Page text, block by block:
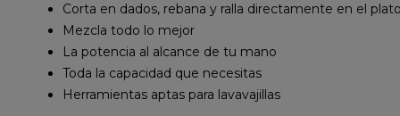
Corta en dados, rebana y ralla directamente en el
Mezcla todo lo mejor
La potencia al alcance de tu mano
Toda la capacidad que necesitas
Herramientas aptas para lavavajillas